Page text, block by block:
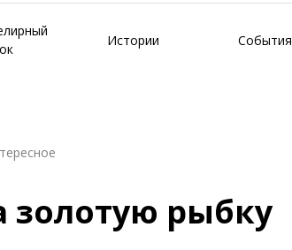
Истории События
золотую рыбку